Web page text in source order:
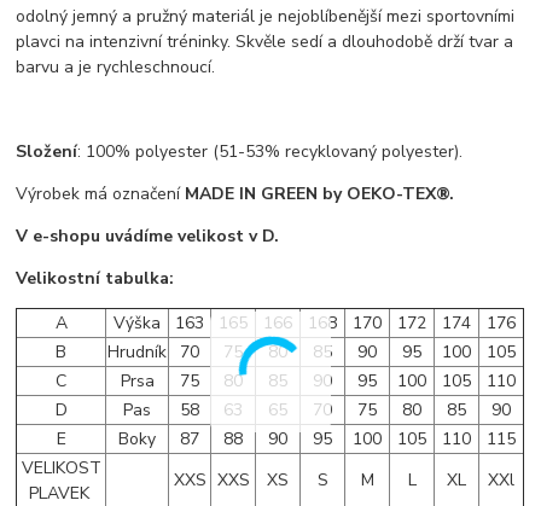
odolný jemný a pružný materiál je nejoblíbenější mezi sportovními
plavci na intenzivní tréninky. Skvěle sedí a dlouhodobě drží tvar a
barvu a je rychleschnoucí.
Složení: 100% polyester (51-53% recyklovaný polyester).
Výrobek má označení MADE IN GREEN by OEKO-TEX®.
V e-shopu uvádíme velikost v D.
Velikostní tabulka:
A
Výška 163 165 166 168 170 172 174
176
B
Hrudník 70 75 80 85 90 95 100
105
C
Prsa 75 80 85 90 95 100 105
110
D
Pas 58 63 65 70 75 80 85
90
E
Boky 87 88 90 95 100 105 110
115
VELIKOST
PLAVEK
XXS XXS XS S M L XL
XXl